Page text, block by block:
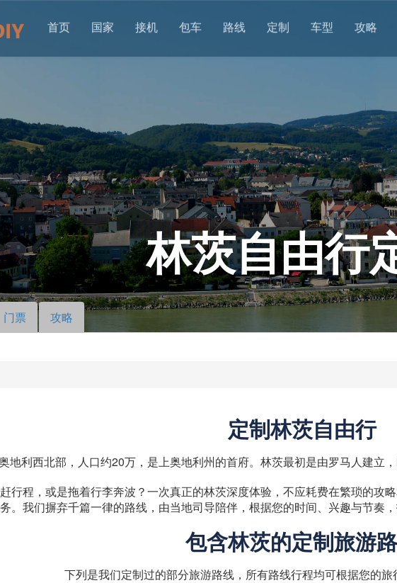
首页 国家 接机 包车 路线 定制 车型 攻略
林茨自由行
门票 攻略
定制林茨自由行
地利西北部，人口约20万，是上奥地利州的首府。林茨最初是由罗马人建立，
行程，或是拖着行李奔波？一次真正的林茨深度体验，不应耗费在繁琐的攻
。我们摒弃千篇一律的路线，由当地司导陪伴，根据您的时间、兴趣与节奏，
包含林茨的定制旅游
下列是我们定制过的部分旅游路线，所有路线行程均可根据您的